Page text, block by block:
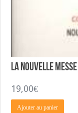
La Nouvelle Messe
19,00€
Ajouter au panier